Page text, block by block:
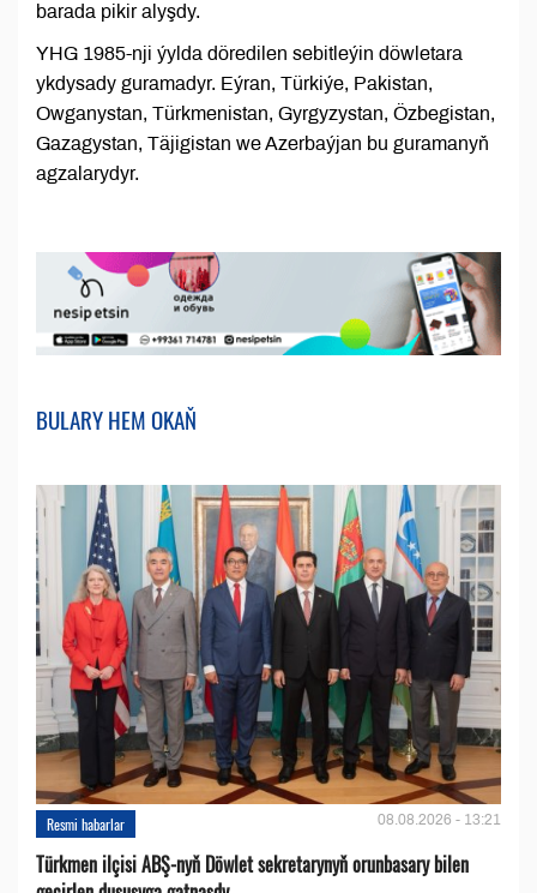
barada pikir alyşdy.
YHG 1985-nji ýylda döredilen sebitleýin döwletara
ykdysady guramadyr. Eýran, Türkiýe, Pakistan,
Owganystan, Türkmenistan, Gyrgyzystan, Özbegistan,
Gazagystan, Täjigistan we Azerbaýjan bu guramanyň
agzalarydyr.
BULARY HEM OKAŇ
Resmi habarlar 08.08.2026 - 13:21
Türkmen ilçisi ABŞ-nyň Döwlet sekretarynyň orunbasary bilen